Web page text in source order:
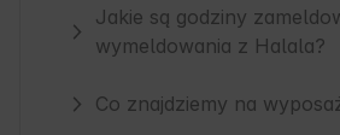
Jakie są godziny
wymeldowania z Halala?
Co znajdziemy na